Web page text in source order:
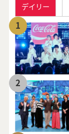
デイリー
1
2